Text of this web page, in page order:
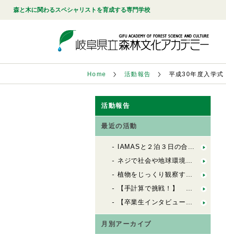
森と木に関わるスペシャリストを育成する専門学校
Home 活動報告 平成30年度入学式
活動報告
最近の活動
IAMASと２泊３日の合同合宿！「FbSのためのデザインキャンプ」
ネジで社会や地球環境を良くする会社「シネジックさん」視察
植物をじっくり観察する「植物観察の基礎」
【手計算で挑戦！】 木造の許容応力度計算（２）
【卒業生インタビュー】 ６歳から100歳までの居場所を創る
月別アーカイブ